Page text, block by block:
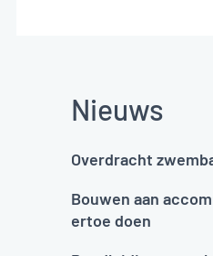
Nieuws
Overdracht
Bouwen aan
ertoe doen